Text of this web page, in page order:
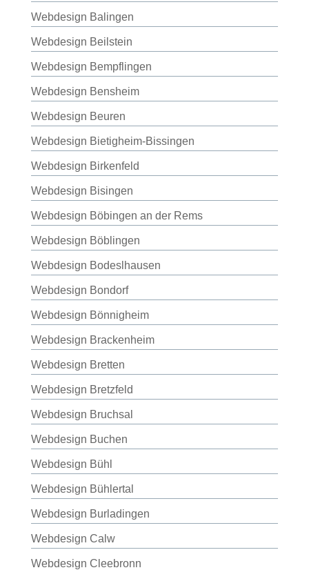
Webdesign Balingen
Webdesign Beilstein
Webdesign Bempflingen
Webdesign Bensheim
Webdesign Beuren
Webdesign Bietigheim-Bissingen
Webdesign Birkenfeld
Webdesign Bisingen
Webdesign Böbingen an der Rems
Webdesign Böblingen
Webdesign Bodeslhausen
Webdesign Bondorf
Webdesign Bönnigheim
Webdesign Brackenheim
Webdesign Bretten
Webdesign Bretzfeld
Webdesign Bruchsal
Webdesign Buchen
Webdesign Bühl
Webdesign Bühlertal
Webdesign Burladingen
Webdesign Calw
Webdesign Cleebronn